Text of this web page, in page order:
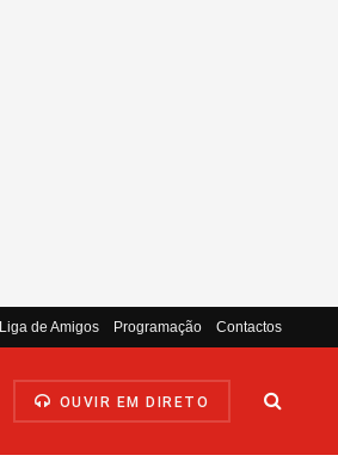
Liga de Amigos Programação Contactos
OUVIR EM DIRETO